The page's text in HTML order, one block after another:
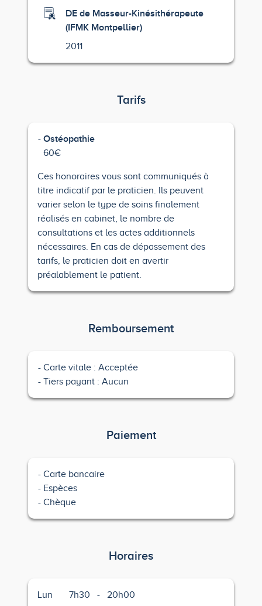
DE de Masseur-Kinésithérapeute
(IFMK Montpellier)
2011
Tarifs
Ostéopathie
60€
Ces honoraires vous sont communiqués à
titre indicatif par le praticien. Ils peuvent
varier selon le type de soins finalement
réalisés en cabinet, le nombre de
consultations et les actes additionnels
nécessaires. En cas de dépassement des
tarifs, le praticien doit en avertir
préalablement le patient.
Remboursement
Carte vitale : Acceptée
Tiers payant : Aucun
Paiement
Carte bancaire
Espèces
Chèque
Horaires
Lun 7h30 -
20h00